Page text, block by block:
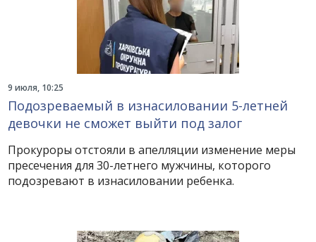
9 июля, 10:25
Подозреваемый в изнасиловании 5-летней
девочки не сможет выйти под залог
Прокуроры отстояли в апелляции изменение меры
пресечения для 30-летнего мужчины, которого
подозревают в изнасиловании ребенка.